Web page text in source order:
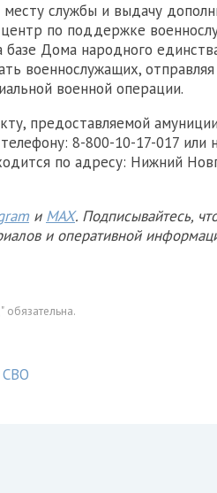
службы и выдачу
по поддержке
Дома народного
военнослужащих, отправляя
военной операции.
предоставляемой
8-800-10-17-017 или
по адресу: Нижний
и MAX. Подписывайтесь,
и оперативной
СВО